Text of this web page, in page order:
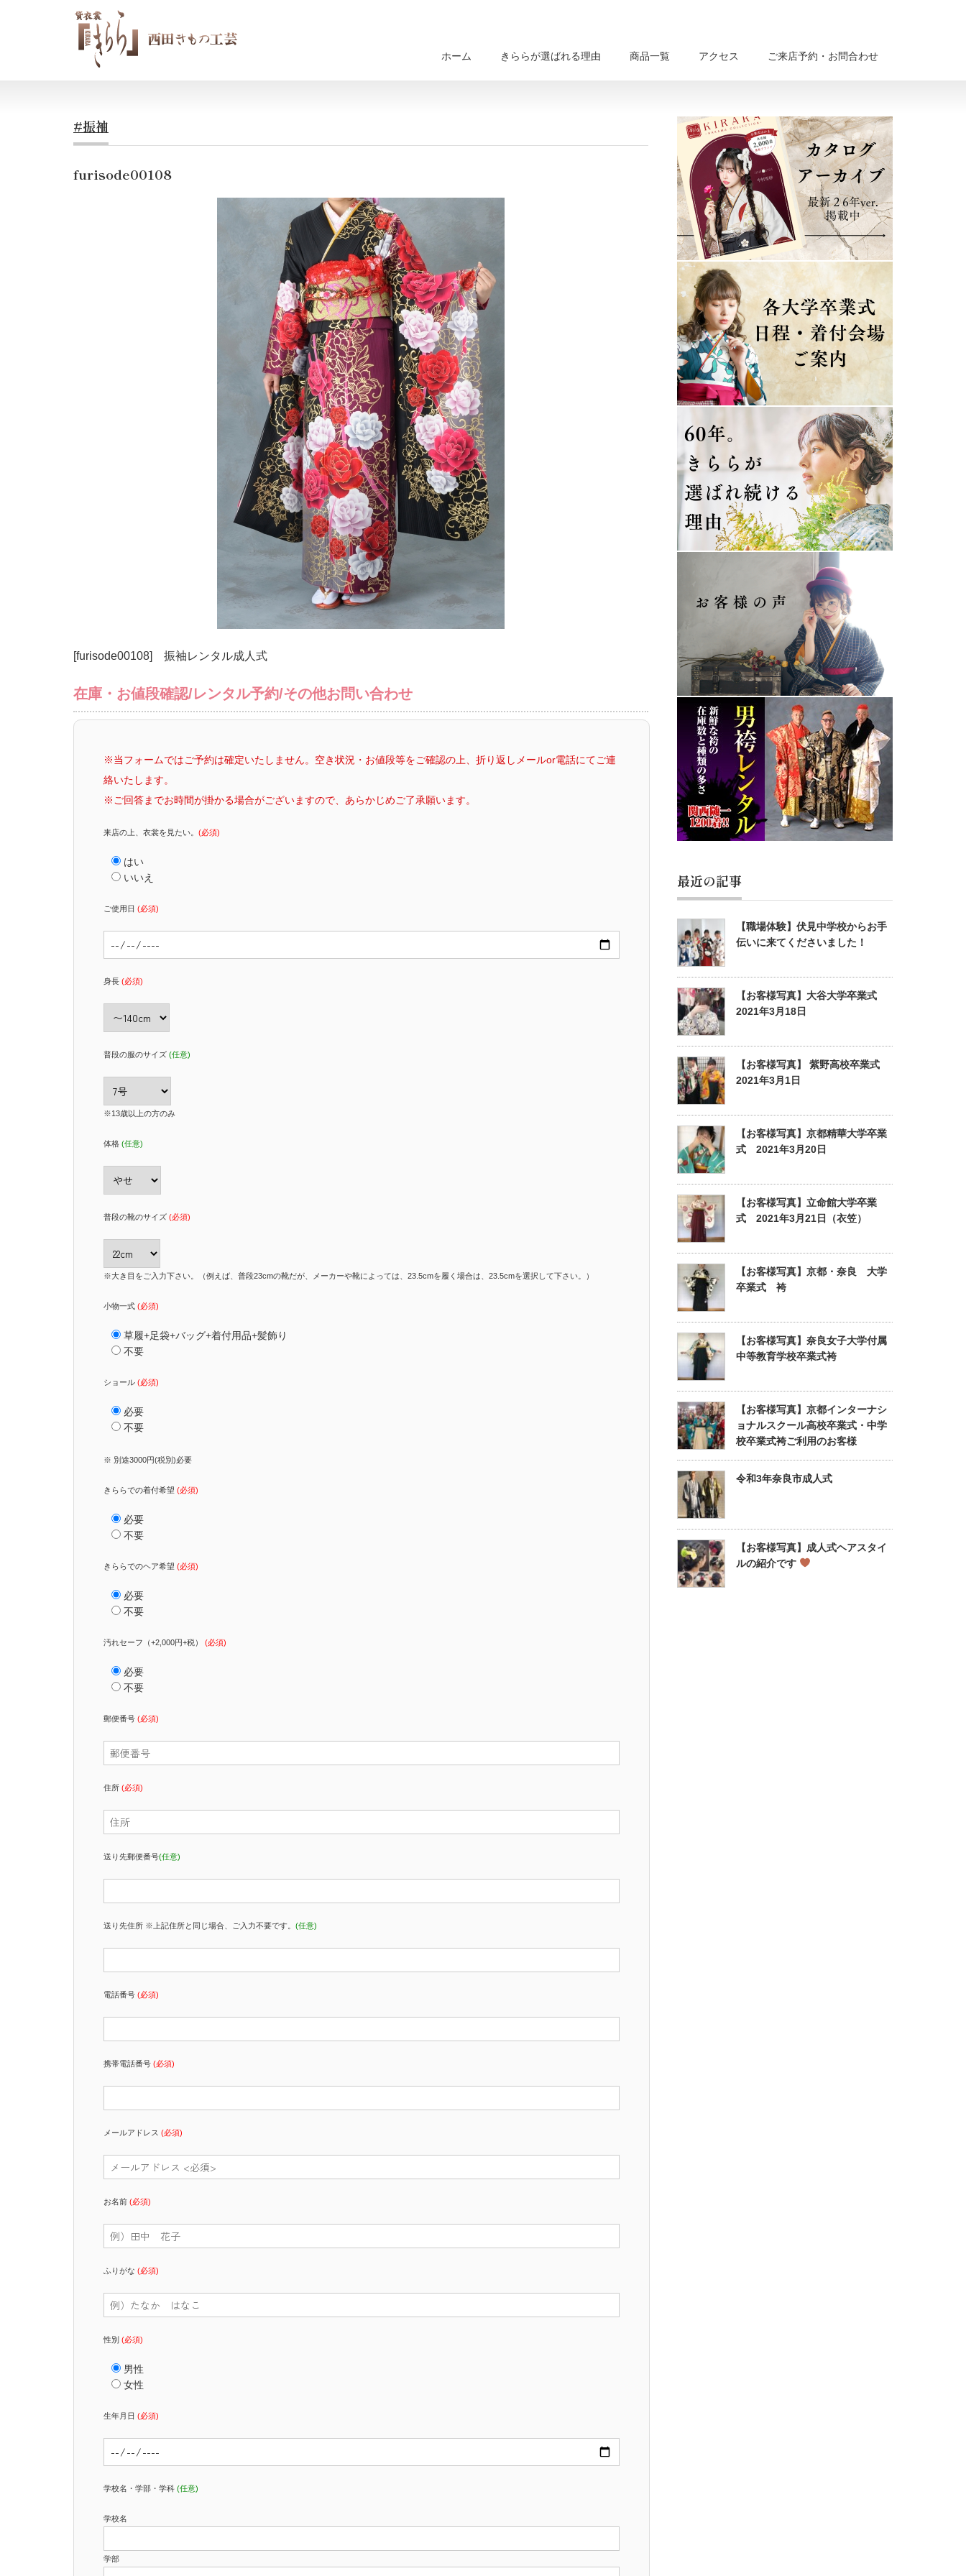
ホーム きららが選ばれる理由 商品一覧 アクセス ご来店予約・お問合わせ
#振袖
furisode00108
[furisode00108] 振袖レンタル成人式
在庫・お値段確認/レンタル予約/その他お問い合わせ
※当フォームではご予約は確定いたしません。空き状況・お値段等をご確認の上、折り返しメールor電話にてご連
絡いたします。
※ご回答までお時間が掛かる場合がございますので、あらかじめご了承願います。
来店の上、衣裳を見たい。 (必須)
はい
いいえ
ご使用日 (必須)
身長 (必須)
普段の服のサイズ (任意)
※13歳以上の方のみ
体格 (任意)
普段の靴のサイズ (必須)
※大き目をご入力下さい。（例えば、普段23cmの靴だが、メーカーや靴によっては、23.5cmを履く場合は、23.5cmを選択して下さい。）
小物一式 (必須)
草履+足袋+バッグ+着付用品+髪飾り
不要
ショール (必須)
必要
不要
※ 別途3000円(税別)必要
きららでの着付希望 (必須)
必要
不要
きららでのヘア希望 (必須)
必要
不要
汚れセーフ（+2,000円+税） (必須)
必要
不要
郵便番号 (必須)
住所 (必須)
送り先郵便番号(任意)
送り先住所 ※上記住所と同じ場合、ご入力不要です。 (任意)
電話番号 (必須)
携帯電話番号 (必須)
メールアドレス (必須)
お名前 (必須)
ふりがな (必須)
性別 (必須)
男性
女性
生年月日 (必須)
学校名・学部・学科 (任意)
学校名
学部
最近の記事
【職場体験】伏見中学校からお手
伝いに来てくださいました！
【お客様写真】大谷大学卒業式
2021年3月18日
【お客様写真】 紫野高校卒業式
2021年3月1日
【お客様写真】京都精華大学卒業
式 2021年3月20日
【お客様写真】立命館大学卒業
式 2021年3月21日（衣笠）
【お客様写真】京都・奈良 大学
卒業式 袴
【お客様写真】奈良女子大学付属
中等教育学校卒業式袴
【お客様写真】京都インターナシ
ョナルスクール高校卒業式・中学
校卒業式袴ご利用のお客様
令和3年奈良市成人式
【お客様写真】成人式ヘアスタイ
ルの紹介です